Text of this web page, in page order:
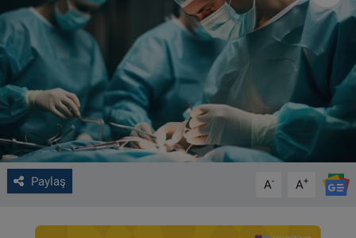
Paylaş A- A+
VIDEO GALERİ
ALGEMENE VOORWAARDEN
CONTACT
Çerez Politikası